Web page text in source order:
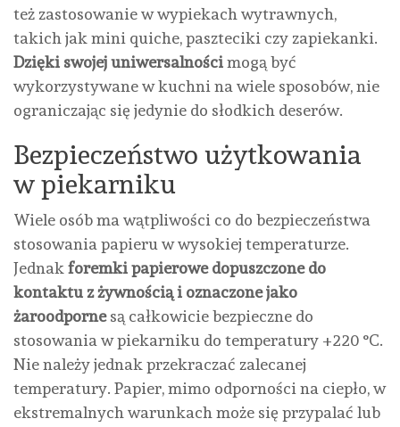
też zastosowanie w wypiekach wytrawnych,
takich jak mini quiche, paszteciki czy zapiekanki.
Dzięki swojej uniwersalnościmogą być
wykorzystywane w kuchni na wiele sposobów, nie
ograniczając się jedynie do słodkich deserów.
Bezpieczeństwo użytkowania
w piekarniku
Wiele osób ma wątpliwości co do bezpieczeństwa
stosowania papieru w wysokiej temperaturze.
Jednak foremki papierowe dopuszczone do
kontaktu z żywnością i oznaczone jako
żaroodpornesą całkowicie bezpieczne do
stosowania w piekarniku do temperatury +220 °C.
Nie należy jednak przekraczać zalecanej
temperatury. Papier, mimo odporności na ciepło, w
ekstremalnych warunkach może się przypalać lub